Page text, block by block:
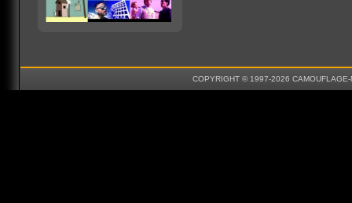
COPYRIGHT © 1997-2026 CAMOUFLAGE-